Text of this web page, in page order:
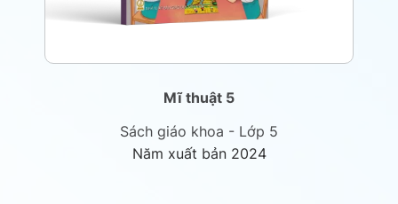
Mĩ thuật 5
Sách giáo khoa - Lớp 5
Năm xuất bản 2024